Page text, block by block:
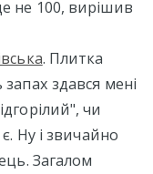
не 100, вирішив
. Плитка
здався мені
чи
Ну і звичайно
Загалом